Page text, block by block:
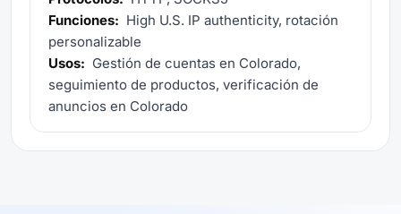
Funciones: High U.S. IP authenticity, rotación
personalizable
Usos: Gestión de cuentas en Colorado,
seguimiento de productos, verificación de
anuncios en Colorado